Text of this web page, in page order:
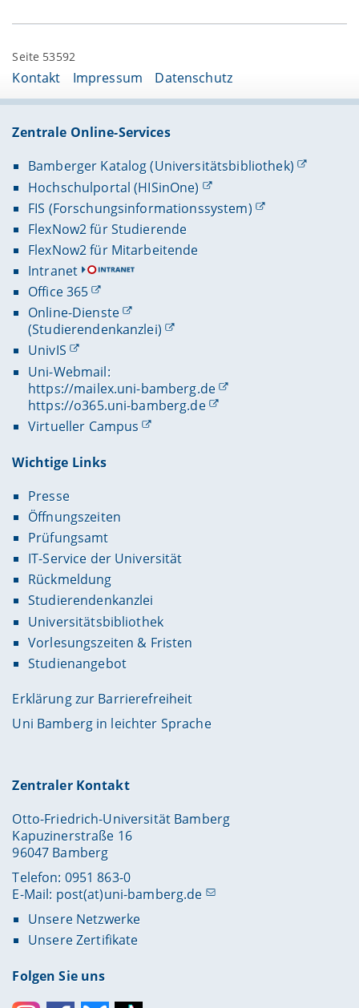
Seite 53592
Kontakt Impressum Datenschutz
Zentrale Online-Services
Bamberger Katalog (Universitätsbibliothek)
Hochschulportal (HISinOne)
FIS (Forschungsinformationssystem)
FlexNow2 für Studierende
FlexNow2 für Mitarbeitende
Intranet
Office 365
Online-Dienste
(Studierendenkanzlei)
UnivIS
Uni-Webmail:
https://mailex.uni-bamberg.de
https://o365.uni-bamberg.de
Virtueller Campus
Wichtige Links
Presse
Öffnungszeiten
Prüfungsamt
IT-Service der Universität
Rückmeldung
Studierendenkanzlei
Universitätsbibliothek
Vorlesungszeiten & Fristen
Studienangebot
Erklärung zur Barrierefreiheit
Uni Bamberg in leichter Sprache
Zentraler Kontakt
Otto-Friedrich-Universität Bamberg
Kapuzinerstraße 16
96047 Bamberg
Telefon: 0951 863-0
E-Mail: post(at)uni-bamberg.de
Unsere Netzwerke
Unsere Zertifikate
Folgen Sie uns